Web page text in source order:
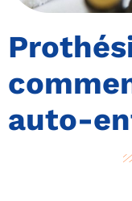
auto-